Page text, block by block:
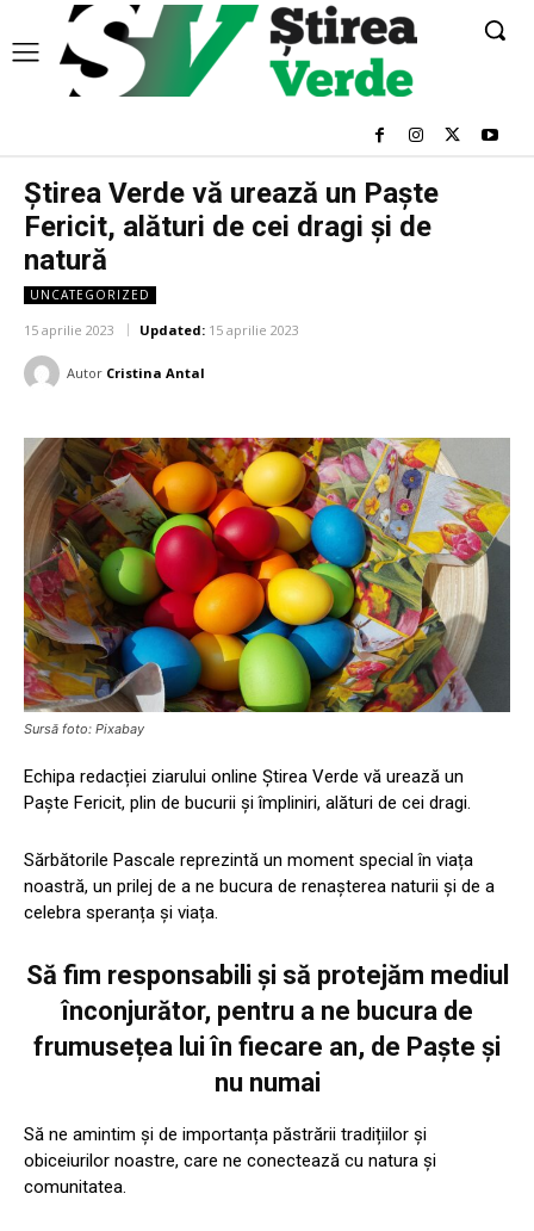
Știrea Verde vă urează un Paște
Fericit, alături de cei dragi și de
natură
UNCATEGORIZED
15 aprilie 2023 Updated: 15 aprilie 2023
Autor Cristina Antal
Sursă foto: Pixabay
Echipa redacției ziarului online Știrea Verde vă urează un
Paște Fericit, plin de bucurii și împliniri, alături de cei dragi.
Sărbătorile Pascale reprezintă un moment special în viața
noastră, un prilej de a ne bucura de renașterea naturii și de a
celebra speranța și viața.
Să fim responsabili și să protejăm mediul
înconjurător, pentru a ne bucura de
frumusețea lui în fiecare an, de Paște și
nu numai
Să ne amintim și de importanța păstrării tradițiilor și
obiceiurilor noastre, care ne conectează cu natura și
comunitatea.